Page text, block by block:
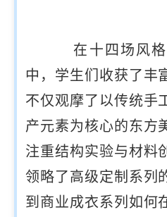
在十四场风格
中，学生们收获了丰
不仅观摩了以传统手
产元素为核心的东方
注重结构实验与材料
领略了高级定制系列
到商业成衣系列如何